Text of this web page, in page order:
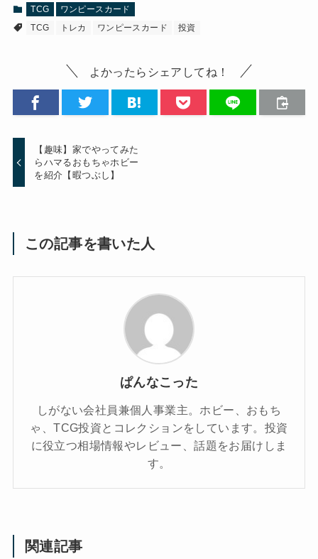
TCG
ワンピースカード
TCG
トレカ ワンピースカード 投資
よかったらシェアしてね！
【趣味】家でやってみた
らハマるおもちゃホビー
を紹介【暇つぶし】
この記事を書いた人
ぱんなこった
しがない会社員兼個人事業主。ホビー、おもち
ゃ、TCG投資とコレクションをしています。投資
に役立つ相場情報やレビュー、話題をお届けしま
す。
関連記事